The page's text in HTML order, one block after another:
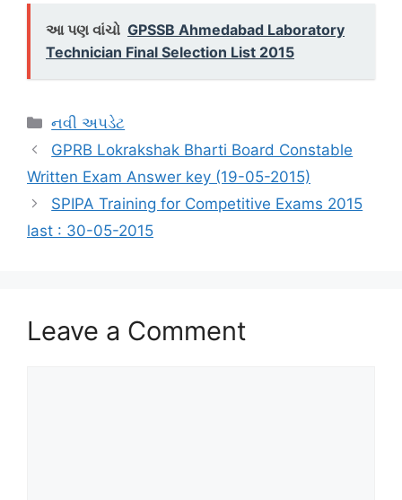
આ પણ વાંચો GPSSB Ahmedabad Laboratory
Technician Final Selection List 2015
Categories
નવી અપડેટ
GPRB Lokrakshak Bharti Board Constable
Written Exam Answer key (19-05-2015)
SPIPA Training for Competitive Exams 2015
last : 30-05-2015
Leave a Comment